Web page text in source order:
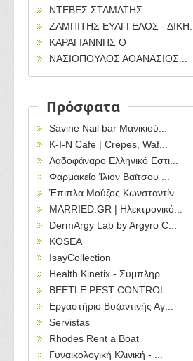
ΝΤΕΒΕΣ ΣΤΑΜΑΤΗΣ...
ΖΑΜΠΙΤΗΣ ΕΥΑΓΓΕΛΟΣ - ΔΙΚΗ...
ΚΑΡΑΓΙΑΝΝΗΣ Θ
ΝΑΣΙΟΠΟΥΛΟΣ ΑΘΑΝΑΣΙΟΣ...
Πρόσφατα
Savine Nail bar Μανικιού...
Κ-Ι-Ν Cafe | Crepes, Waf...
Λαδοφάναρο Ελληνικό Εστι...
Φαρμακείο Ίλιον Βαϊτσου ...
Έπιπλα Μούζος Κωνσταντίν...
MARRIED.GR | Ηλεκτρονικό...
DermArgy Lab by Argyro C...
KOSEA
IsayCollection
Health Kinetix - Συμπληρ...
BEETLE PEST CONTROL
Εργαστήριο Βυζαντινής Αγ...
Servistas
Rhodes Rent a Boat
Γυναικολογική Κλινική - ...